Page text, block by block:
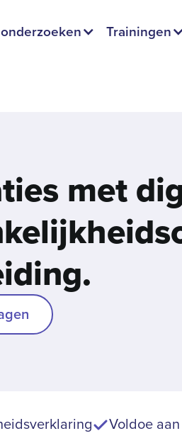
Trainingen
met
Voldoe